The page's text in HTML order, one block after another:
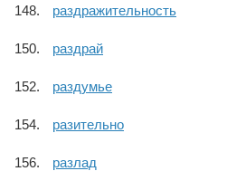
раздражительность
раздрай
раздумье
разительно
разлад